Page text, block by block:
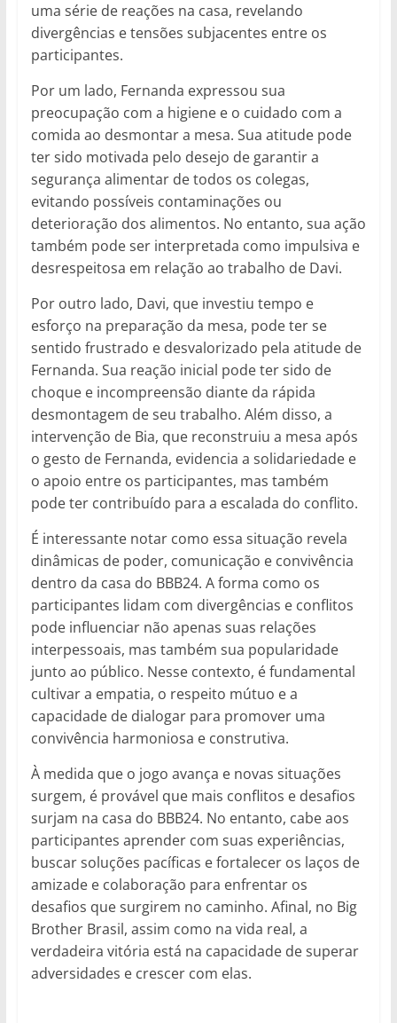
uma série de reações na casa, revelando
divergências e tensões subjacentes entre os
participantes.
Por um lado, Fernanda expressou sua
preocupação com a higiene e o cuidado com a
comida ao desmontar a mesa. Sua atitude pode
ter sido motivada pelo desejo de garantir a
segurança alimentar de todos os colegas,
evitando possíveis contaminações ou
deterioração dos alimentos. No entanto, sua ação
também pode ser interpretada como impulsiva e
desrespeitosa em relação ao trabalho de Davi.
Por outro lado, Davi, que investiu tempo e
esforço na preparação da mesa, pode ter se
sentido frustrado e desvalorizado pela atitude de
Fernanda. Sua reação inicial pode ter sido de
choque e incompreensão diante da rápida
desmontagem de seu trabalho. Além disso, a
intervenção de Bia, que reconstruiu a mesa após
o gesto de Fernanda, evidencia a solidariedade e
o apoio entre os participantes, mas também
pode ter contribuído para a escalada do conflito.
É interessante notar como essa situação revela
dinâmicas de poder, comunicação e convivência
dentro da casa do BBB24. A forma como os
participantes lidam com divergências e conflitos
pode influenciar não apenas suas relações
interpessoais, mas também sua popularidade
junto ao público. Nesse contexto, é fundamental
cultivar a empatia, o respeito mútuo e a
capacidade de dialogar para promover uma
convivência harmoniosa e construtiva.
À medida que o jogo avança e novas situações
surgem, é provável que mais conflitos e desafios
surjam na casa do BBB24. No entanto, cabe aos
participantes aprender com suas experiências,
buscar soluções pacíficas e fortalecer os laços de
amizade e colaboração para enfrentar os
desafios que surgirem no caminho. Afinal, no Big
Brother Brasil, assim como na vida real, a
verdadeira vitória está na capacidade de superar
adversidades e crescer com elas.